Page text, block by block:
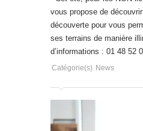
vous propose de
découverte pour vous
ses terrains de manière
d’informations : 01 48 52
Catégorie(s) News